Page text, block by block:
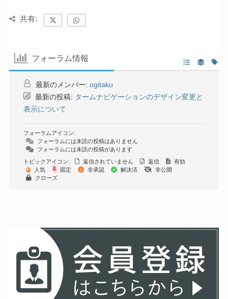
共有:
フォーラム情報
最新のメンバー: ogitaku
最新の投稿: タームナビゲーションのデザイン変更と
表示について
フォーラムアイコン:
フォーラムには未読の投稿はありません
フォーラムには未読の投稿があります
トピックアイコン:
返信されていません 返信
有効
人気
固定 非承認 解決済
非公開
クローズ